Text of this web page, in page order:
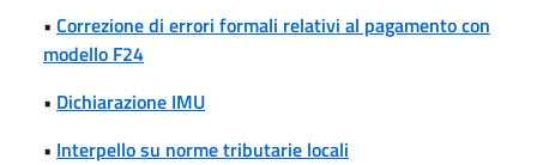
• Correzione di errori formali relativi al pagamento con
modello F24
• Dichiarazione IMU
• Interpello su norme tributarie locali